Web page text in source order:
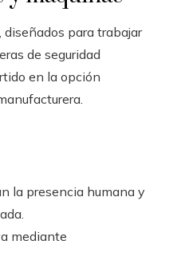
para trabajar
de seguridad
en la opción
la presencia humana y
mediante